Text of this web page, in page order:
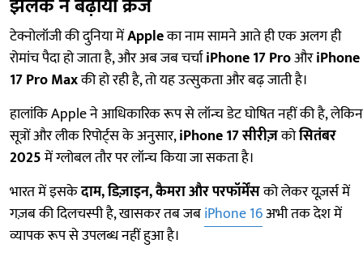
झलक ने बढ़ाया क्रेज
टेक्नोलॉजी की दुनिया मेंAppleका नाम सामने आते ही एक अलग ही
रोमांच पैदा हो जाता है, और अब जब चर्चाiPhone 17 ProऔरiPhone
17 Pro Maxकी हो रही है, तो यह उत्सुकता और बढ़ जाती है।
हालांकि Apple ने आधिकारिक रूप से लॉन्च डेट घोषित नहीं की है, लेकिन
सूत्रों और लीक रिपोर्ट्स के अनुसार,iPhone 17 सीरीज़कोसितंबर
2025में ग्लोबल तौर पर लॉन्च किया जा सकता है।
भारत में इसकेदाम, डिज़ाइन, कैमरा और परफॉर्मेंसको लेकर यूज़र्स में
गज़ब की दिलचस्पी है, खासकर तब जबiPhone 16अभी तक देश में
व्यापक रूप से उपलब्ध नहीं हुआ है।